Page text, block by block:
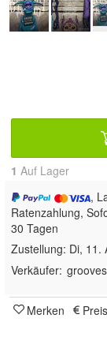
1 Auf Lager
,
Ratenzahlung,
30 Tagen
Zustellung: Di, 11.
Verkäufer:
Merken